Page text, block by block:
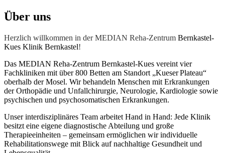
Über uns
Herzlich willkommen in der MEDIAN Reha-Zentrum Bernkastel-
Kues Klinik Bernkastel!
Das MEDIAN Reha‑Zentrum Bernkastel‑Kues vereint vier
Fachkliniken mit über 800 Betten am Standort „Kueser Plateau“
oberhalb der Mosel. Wir behandeln Menschen mit Erkrankungen
der Orthopädie und Unfallchirurgie, Neurologie, Kardiologie sowie
psychischen und psychosomatischen Erkrankungen.
Unser interdisziplinäres Team arbeitet Hand in Hand: Jede Klinik
besitzt eine eigene diagnostische Abteilung und große
Therapieeinheiten – gemeinsam ermöglichen wir individuelle
Rehabilitationswege mit Blick auf nachhaltige Gesundheit und